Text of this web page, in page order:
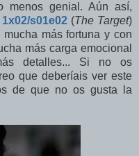
menos genial. Aún así,
1x02/s01e02 (The Target)
más fortuna y con
más carga emocional
detalles... Si no os
que deberíais ver este
de que no os gusta la